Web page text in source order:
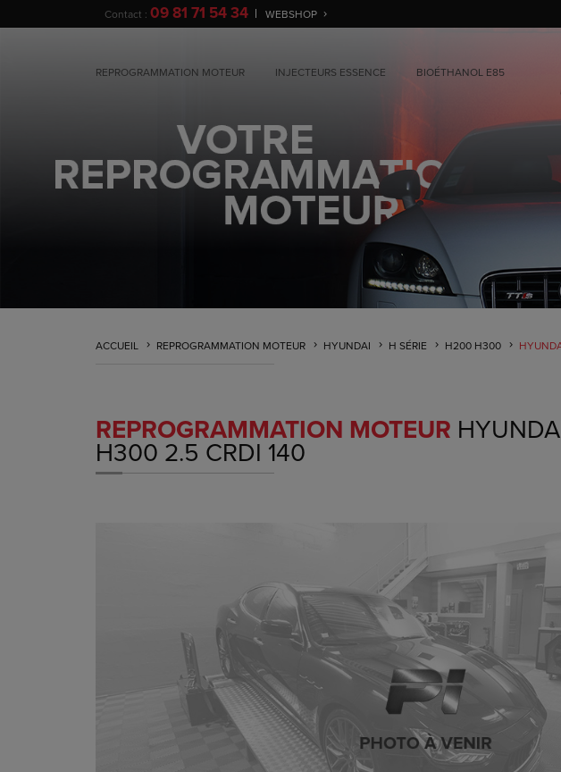
Contact : 09 81 71 54 34 WEBSHOP
REPROGRAMMATION MOTEUR INJECTEURS ESSENCE BIOÉTHANOL E85
ACCUEIL REPROGRAMMATION MOTEUR HYUNDAI H SÉRIE H200 H300
REPROGRAMMATION MOTEUR
H300 2.5 CRDI 140